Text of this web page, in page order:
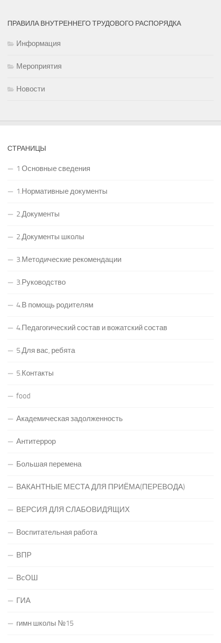
ПРАВИЛА ВНУТРЕННЕГО ТРУДОВОГО РАСПОРЯДКА
Информация
Мероприятия
Новости
СТРАНИЦЫ
1 Основные сведения
1.Нормативные документы
2.Документы
2.Документы школы
3.Методические рекомендации
3.Руководство
4.В помощь родителям
4.Педагогический состав и вожатский состав
5.Для вас, ребята
5.Контакты
food
Академическая задолженность
Антитеррор
Большая перемена
ВАКАНТНЫЕ МЕСТА ДЛЯ ПРИЁМА(ПЕРЕВОДА)
ВЕРСИЯ ДЛЯ СЛАБОВИДЯЩИХ
Воспитательная работа
ВПР
ВсОШ
ГИА
гимн школы №15